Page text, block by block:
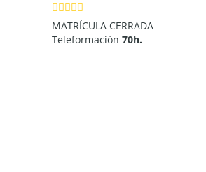
MATRÍCULA CERRADA
Teleformación 70h.